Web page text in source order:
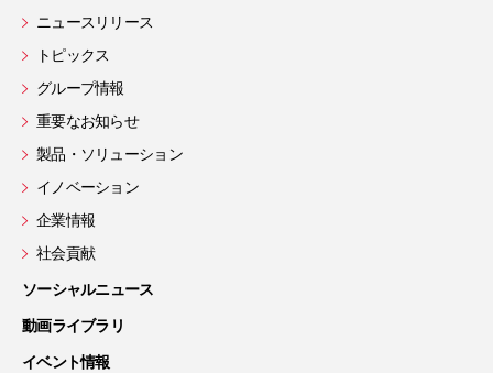
ニュースリリース
トピックス
グループ情報
重要なお知らせ
製品・ソリューション
イノベーション
企業情報
社会貢献
ソーシャルニュース
動画ライブラリ
イベント情報